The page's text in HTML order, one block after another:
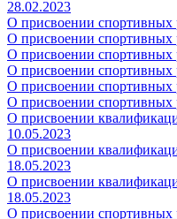
28.02.2023
О присвоении спортивных
О присвоении спортивных
О присвоении спортивных
О присвоении спортивных
О присвоении спортивных
О присвоении спортивных
О присвоении
10.05.2023
О присвоении
18.05.2023
О присвоении
18.05.2023
О присвоении спортивных